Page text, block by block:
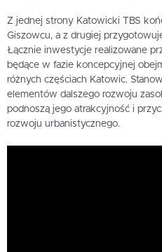
Z jednej strony Katowicki TBS
Giszowcu, a z drugiej
Łącznie inwestycje realizowane
będące w fazie koncepcyjnej
różnych częściach Katowic.
elementów dalszego rozwoju
podnoszą jego atrakcyjność i
rozwoju urbanistycznego.